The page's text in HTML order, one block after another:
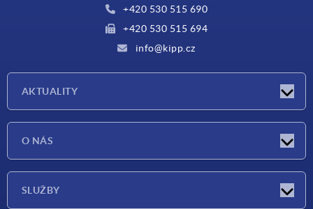
+420 530 515 690
+420 530 515 694
info@kipp.cz
AKTUALITY
O NÁS
SLUŽBY